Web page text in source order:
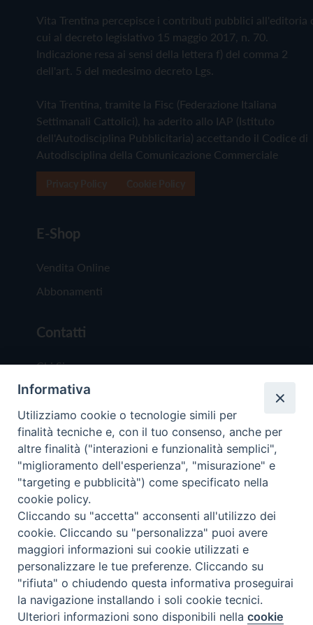
Vita Trentina percepisce i contributi pubblici all'editoria
cui al decreto legislativo 15 maggio 2017, n. 70.
Indicazione resa ai sensi della lettera f) del comma 2
dell'art. 5 del medesimo decreto Lgs.
Vita Trentina, tramite la Fisc (Federazione Italiana
Settimanali Cattolici), ha aderito allo IAP (Istituto
dell'Autodisciplina Pubblicitaria) accettando il Codice di
Autodisciplina della Comunicazione Commerciale
E-Shop
Vendita Online
Abbonamenti
Contatti
Chi Siamo
Redazione
Scrivici
Copyright © 2019 - Tutti i diritti riservati - Vita
Trentina Editrice
Privacy Policy
Torna
Preferenze Cookie
Informativa
Utilizziamo cookie o tecnologie simili per
finalità tecniche e, con il tuo consenso, anche per
altre finalità ("interazioni e funzionalità semplici",
"miglioramento dell'esperienza", "misurazione" e
"targeting e pubblicità") come specificato nella
cookie policy.
Cliccando su "accetta" acconsenti all'utilizzo dei
cookie. Cliccando su "personalizza" puoi avere
maggiori informazioni sui cookie utilizzati e
personalizzare le tue preferenze. Cliccando su
"rifiuta" o chiudendo questa informativa proseguirai
la navigazione installando i soli cookie tecnici.
Ulteriori informazioni sono disponibili nellacookie